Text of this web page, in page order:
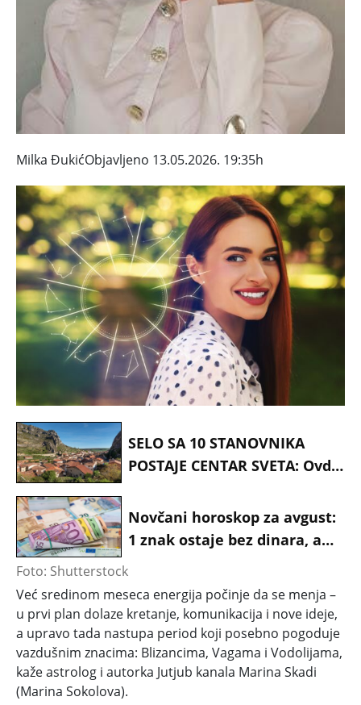
Milka ĐukićObjavljeno 13.05.2026. 19:35h
SELO SA 10 STANOVNIKA
POSTAJE CENTAR SVETA: Ovde
spektakl koji se čeka više od
100 godina
Novčani horoskop za avgust:
1 znak ostaje bez dinara, a
prolazi najgore
Foto: Shutterstock
Već sredinom meseca energija počinje da se menja –
u prvi plan dolaze kretanje, komunikacija i nove ideje,
a upravo tada nastupa period koji posebno pogoduje
vazdušnim znacima: Blizancima, Vagama i Vodolijama,
kaže astrolog i autorka Jutjub kanala Marina Skadi
(Marina Sokolova).